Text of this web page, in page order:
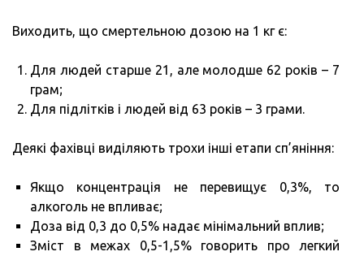
Виходить, що смертельною дозою на 1 кг є:
Для людей старше 21, але молодше 62 років – 7
грам;
Для підлітків і людей від 63 років – 3 грами.
Деякі фахівці виділяють трохи інші етапи сп’яніння:
Якщо концентрація не перевищує 0,3%, то
алкоголь не впливає;
Доза від 0,3 до 0,5% надає мінімальний вплив;
Зміст в межах 0,5-1,5% говорить про легкий